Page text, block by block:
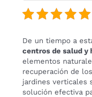
De un tiempo a
centros de salud y
elementos
recuperación de
jardines verticales
solución efectiva